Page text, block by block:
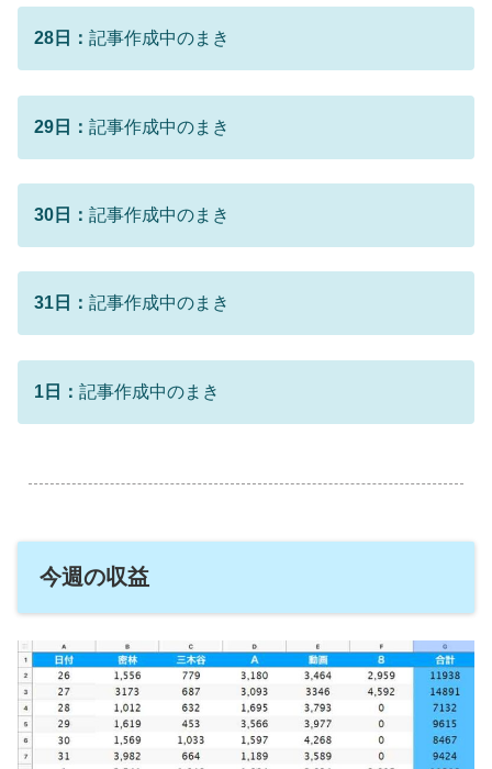
28日： 記事作成中のまき
29日： 記事作成中のまき
30日： 記事作成中のまき
31日： 記事作成中のまき
1日： 記事作成中のまき
今週の収益